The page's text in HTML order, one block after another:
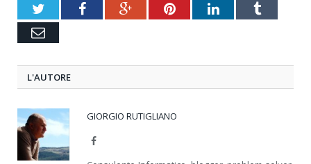
TwitterFacebookGoogle+PinterestLinkedInTumblr
Email
L'AUTORE
GIORGIO RUTIGLIANO
Facebook